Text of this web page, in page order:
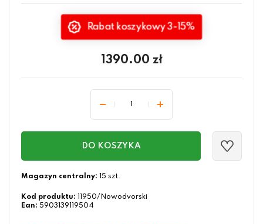
Rabat koszykowy 3-15%
1390.00 zł
DO KOSZYKA
Magazyn centralny: 15 szt.
Kod produktu:
11950/Nowodvorski
Ean: 5903139119504